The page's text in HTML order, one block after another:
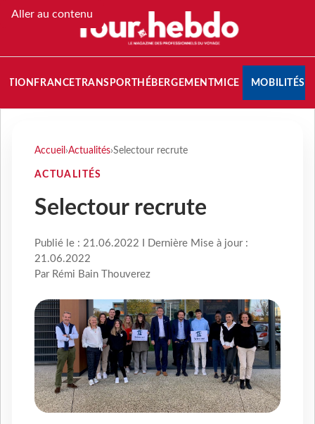
Aller au contenu
FRANCETRANSPORT HÉBERGEMENTMICE MOBILITÉS
Accueil ›Actualités›Selectour recrute
ACTUALITÉS
Selectour recrute
Publié le : 21.06.2022 I Dernière Mise à jour :
21.06.2022
Par Rémi Bain Thouverez